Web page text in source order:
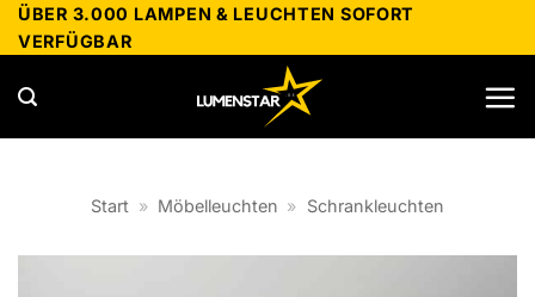
Zum
Inhalt
springen
ÜBER 3.000 LAMPEN & LEUCHTEN SOFORT
VERFÜGBAR
Start » Möbelleuchten » Schrankleuchten